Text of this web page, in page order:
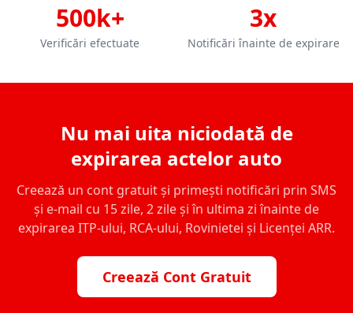
500k+
Verificări efectuate
3x
Notificări înainte de expirare
Nu mai uita niciodată de
expirarea actelor auto
Creează un cont gratuit și primești notificări prin SMS
și e-mail cu 15 zile, 2 zile și în ultima zi înainte de
expirarea ITP-ului, RCA-ului, Rovinietei și Licenței ARR.
Creează Cont Gratuit